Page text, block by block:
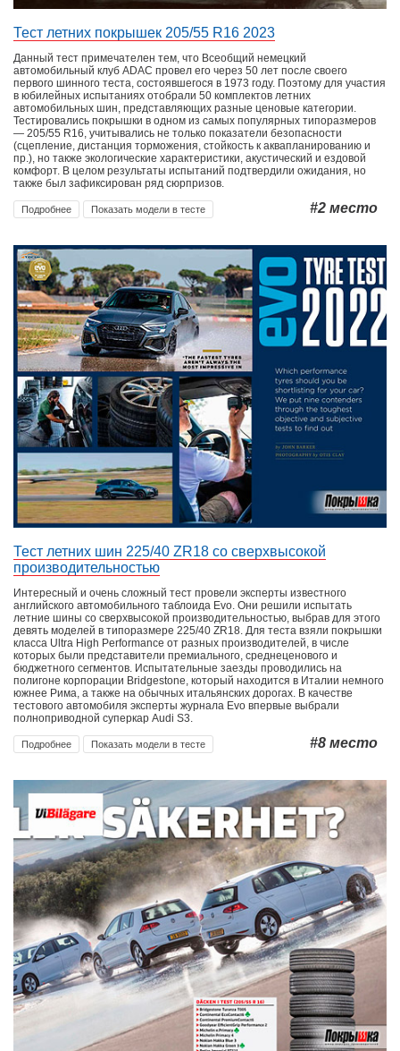
MOTOR 2021
ADAC 2021
ADAC 2023 МЕСТО
AUTO MOTOR UND SPORT 2018 МЕСТО
AUTO MOTOR UND SPORT МЕСТО
AUTO ZEITUNG 2021
QUATTRORUOTE 2021 МЕСТО
AUTO BILD 2019 МЕСТО
AUTO BILD 2021 МЕСТО
ACE 2021 МЕСТО
AFTONBLADET 2019 МЕСТО
AUTO MOTOR UND SPORT 2020 МЕСТО
AUTO BILD 2019 МЕСТО
ACE
FIRMENAUTO 2020 МЕСТО
EVO 2019 МЕСТО
AUTO BILD 2021 4 МЕСТО
TEST WORLD
AUTO EXPRESS 2019 5 МЕСТО
AUTONAVIGATOR 2020 5 МЕСТО
AUTO BILD 2019 5 МЕСТО
AUTO BILD 2017 5 МЕСТО
GTÜ 2018 5 МЕСТО
EVO 2022 МЕСТО
TIRE REVIEWS 2021 МЕСТО
Тест летних покрышек 205/55 R16 2023
Данный тест примечателен тем, что Всеобщий немецкий
автомобильный клуб ADAC провел его через 50 лет после своего
первого шинного теста, состоявшегося в 1973 году. Поэтому для участия
в юбилейных испытаниях отобрали 50 комплектов летних
автомобильных шин, представляющих разные ценовые категории.
Тестировались покрышки в одном из самых популярных типоразмеров
— 205/55 R16, учитывались не только показатели безопасности
(сцепление, дистанция торможения, стойкость к аквапланированию и
пр.), но также экологические характеристики, акустический и ездовой
комфорт. В целом результаты испытаний подтвердили ожидания, но
также был зафиксирован ряд сюрпризов.
Подробнее Показать модели в тесте #2 место
Тест летних шин 225/40 ZR18 со сверхвысокой
производительностью
Интересный и очень сложный тест провели эксперты известного
английского автомобильного таблоида Evo. Они решили испытать
летние шины со сверхвысокой производительностью, выбрав для этого
девять моделей в типоразмере 225/40 ZR18. Для теста взяли покрышки
класса Ultra High Performance от разных производителей, в числе
которых были представители премиального, среднеценового и
бюджетного сегментов. Испытательные заезды проводились на
полигоне корпорации Bridgestone, который находится в Италии немного
южнее Рима, а также на обычных итальянских дорогах. В качестве
тестового автомобиля эксперты журнала Evo впервые выбрали
полноприводной суперкар Audi S3.
Подробнее Показать модели в тесте #8 место